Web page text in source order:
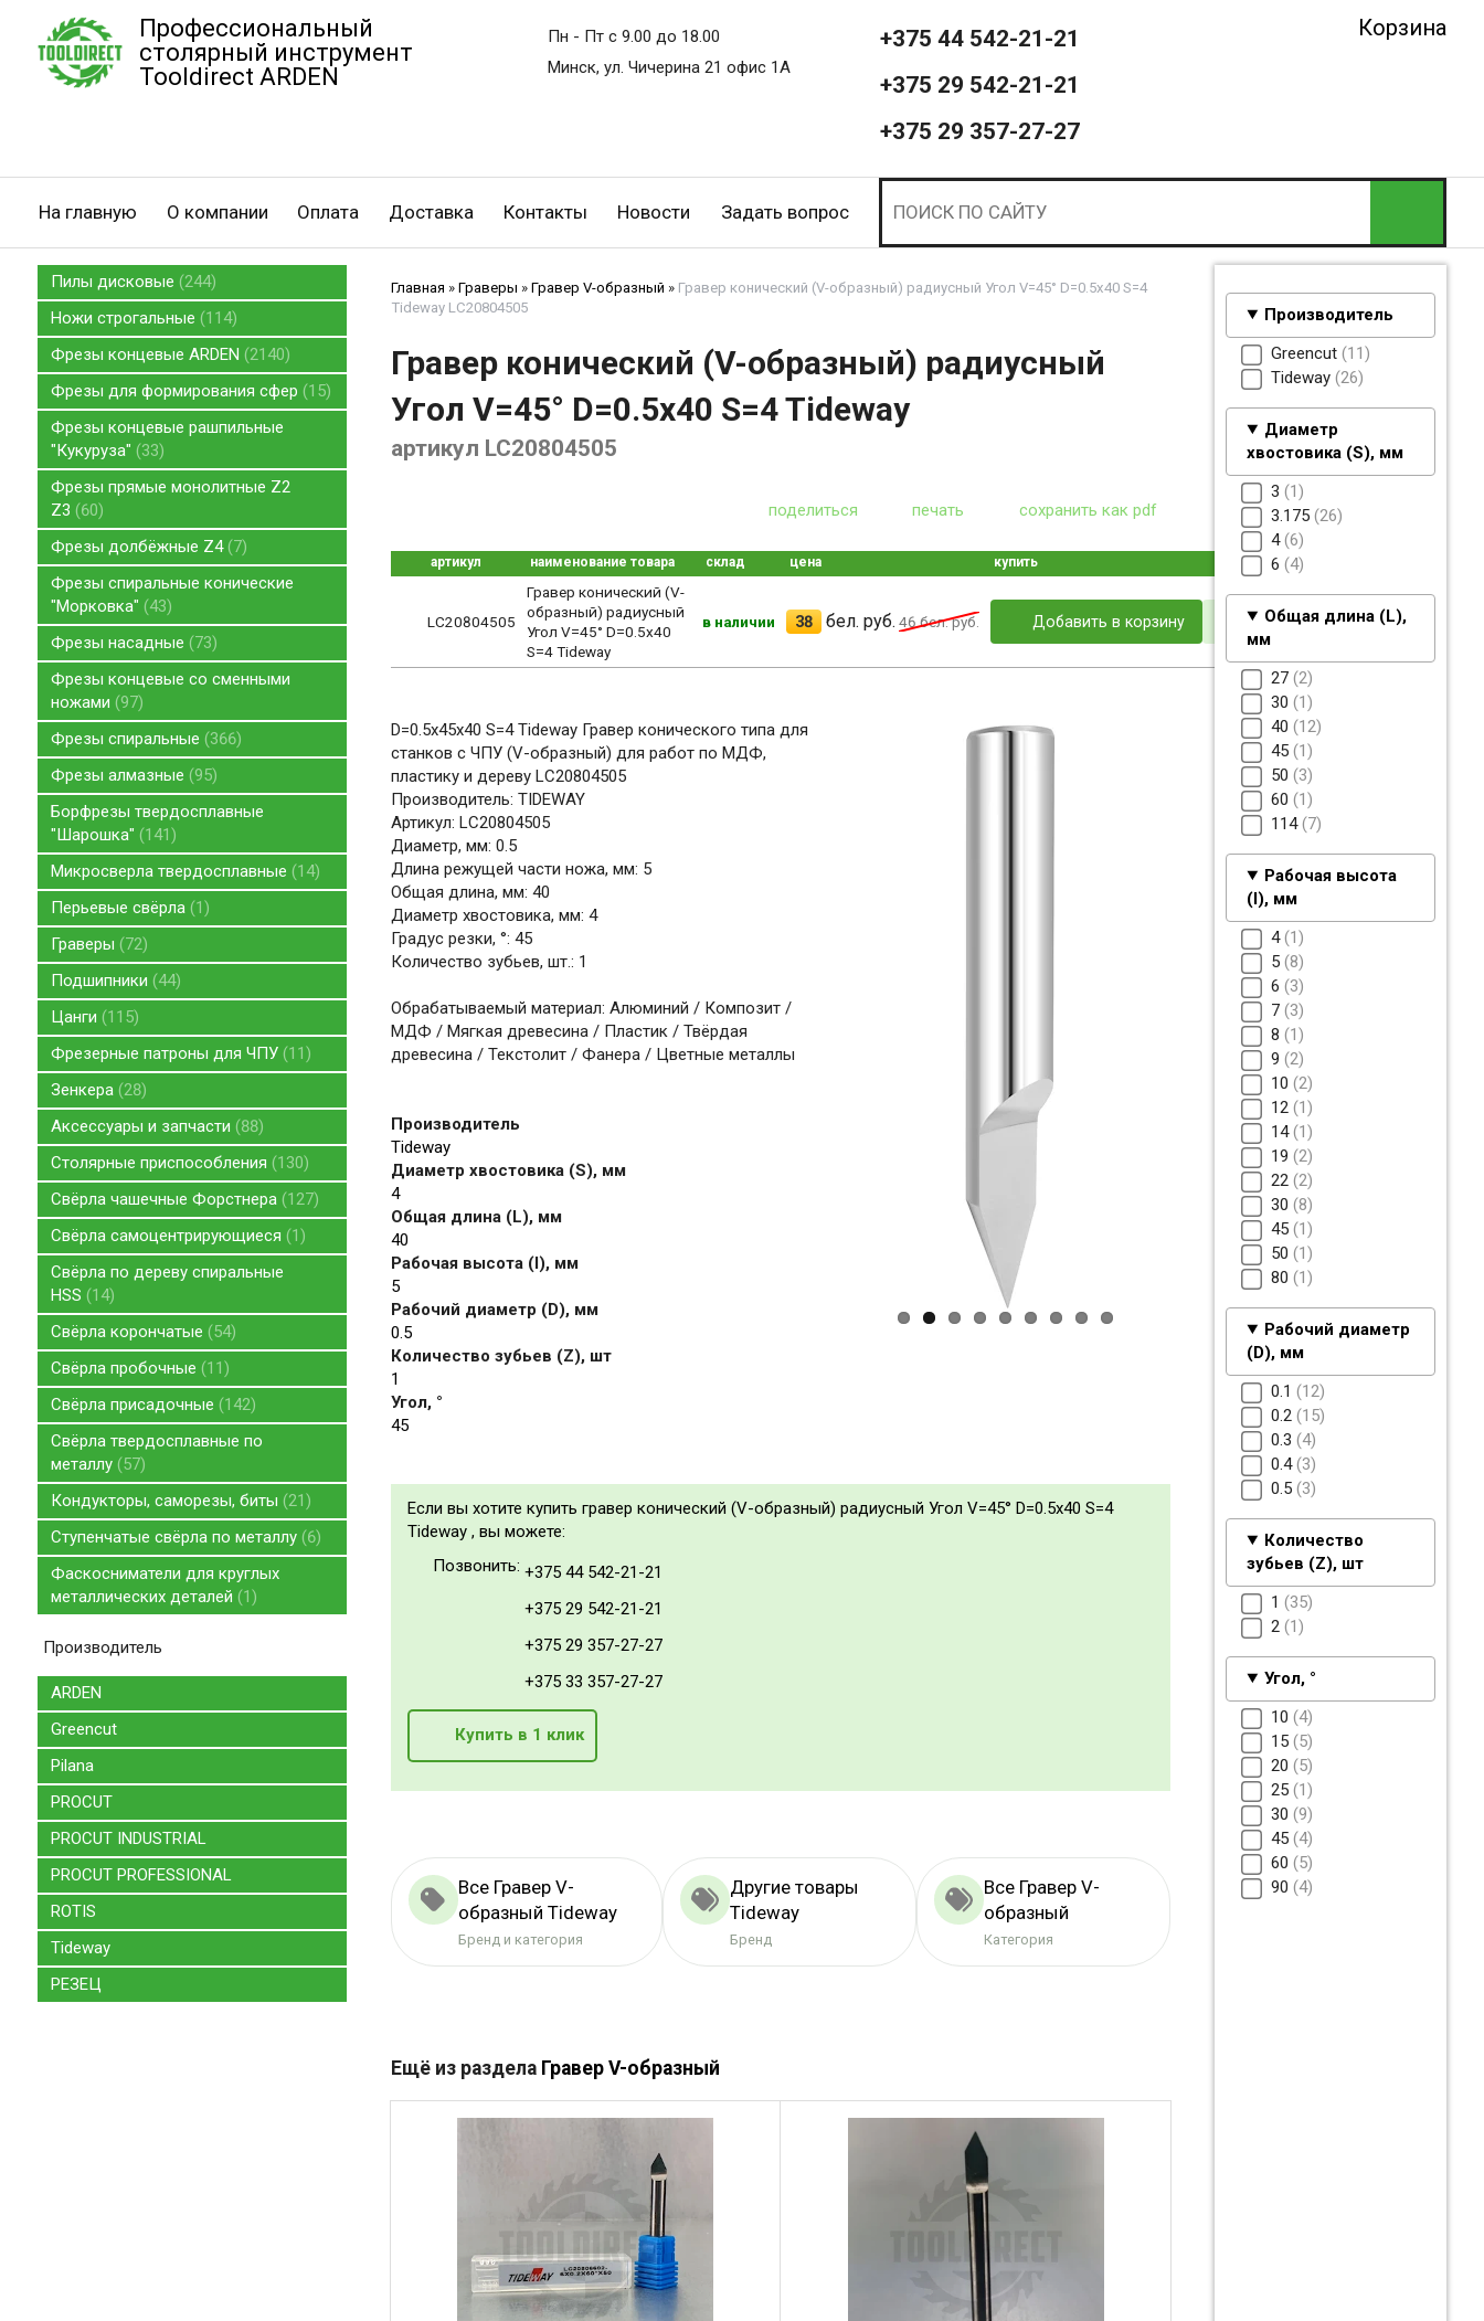
Профессиональный
столярный инструмент
Tooldirect ARDEN
Пн - Пт с 9.00 до 18.00
Минск, ул. Чичерина 21 офис 1А
+375 44 542-21-21
+375 29 542-21-21
+375 29 357-27-27
Корзина
На главную О компании Оплата Доставка Контакты Новости Задать вопрос
Пилы дисковые 244
Ножи строгальные
114
Фрезы концевые ARDEN
2140
Фрезы для формирования сфер
15
Фрезы концевые рашпильные
"Кукуруза"
33
Фрезы прямые монолитные Z2
Z3
60
Фрезы долбёжные Z4 7
Фрезы спиральные конические
"Морковка"
43
Фрезы насадные
73
Фрезы концевые со сменными
ножами
97
Фрезы спиральные
366
Фрезы алмазные
95
Борфрезы твердосплавные
"Шарошка"
141
Микросверла твердосплавные
14
Перьевые свёрла 1
Граверы
72
Подшипники
44
Цанги
115
Фрезерные патроны для ЧПУ 11
Зенкера 28
Аксессуары и запчасти
88
Столярные приспособления
130
Свёрла чашечные Форстнера 127
Свёрла самоцентрирующиеся
1
Свёрла по дереву спиральные
HSS
14
Свёрла корончатые
54
Свёрла пробочные
11
Свёрла присадочные
142
Свёрла твердосплавные по
металлу 57
Кондукторы, саморезы, биты 21
Ступенчатые свёрла по металлу 6
Фаскосниматели для круглых
металлических деталей
1
Производитель
ARDEN
Greencut
Pilana
PROCUT
PROCUT INDUSTRIAL
PROCUT PROFESSIONAL
ROTIS
Tideway
РЕЗЕЦ
Производитель
Greencut 11
Tideway 26
Диаметр
хвостовика (S), мм
3 1
3.175 26
4 6
6 4
Общая длина (L),
мм
27 2
30 1
40 12
45 1
50 3
60 1
114 7
Рабочая высота
(I), мм
4 1
5 8
6 3
7 3
8 1
9 2
10 2
12 1
14 1
19 2
22 2
30 8
45 1
50 1
80 1
Рабочий диаметр
(D), мм
0.1 12
0.2 15
0.3 4
0.4 3
0.5 3
Количество
зубьев (Z), шт
1 35
2 1
Угол, °
10 4
15 5
20 5
25 1
30 9
45 4
60 5
90 4
Главная » Граверы » Гравер V-образный » Гравер конический (V-образный) радиусный Угол V=45° D=0.5x40 S=4
Tideway LC20804505
Гравер конический (V-образный) радиусный
Угол V=45° D=0.5x40 S=4 Tideway
артикул LC20804505
поделиться печать сохранить как pdf
артикул наименование товара склад цена купить
LC20804505
Гравер конический (V-
образный) радиусный
Угол V=45° D=0.5x40
S=4 Tideway
в наличии 38 бел. руб. 46бел. руб. Добавить в корзину
D=0.5x45x40 S=4 Tideway Гравер конического типа для
станков с ЧПУ (V-образный) для работ по МДФ,
пластику и дереву LC20804505
Производитель: TIDEWAY
Артикул: LC20804505
Диаметр, мм: 0.5
Длина режущей части ножа, мм: 5
Общая длина, мм: 40
Диаметр хвостовика, мм: 4
Градус резки, °: 45
Количество зубьев, шт.: 1
Обрабатываемый материал: Алюминий / Композит /
МДФ / Мягкая древесина / Пластик / Твёрдая
древесина / Текстолит / Фанера / Цветные металлы
Производитель
Tideway
Диаметр хвостовика (S), мм
4
Общая длина (L), мм
40
Рабочая высота (I), мм
5
Рабочий диаметр (D), мм
0.5
Количество зубьев (Z), шт
1
Угол, °
45
Если вы хотите купить гравер конический (V-образный) радиусный Угол V=45° D=0.5x40 S=4
Tideway , вы можете:
Позвонить: +375 44 542-21-21
+375 29 542-21-21
+375 29 357-27-27
+375 33 357-27-27
Купить в 1 клик
Все Гравер V-
образный Tideway
Бренд и категория
Другие товары
Tideway
Бренд
Все Гравер V-
образный
Категория
Ещё из раздела Гравер V-образный